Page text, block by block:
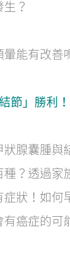
？
能有改善
節」勝利
腺囊腫與
？透過家
狀！如何
癌症的可